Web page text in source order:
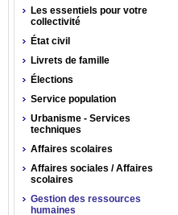
Les essentiels pour votre
collectivité
État civil
Livrets de famille
Élections
Service population
Urbanisme - Services
techniques
Affaires scolaires
Affaires sociales / Affaires
scolaires
Gestion des ressources
humaines